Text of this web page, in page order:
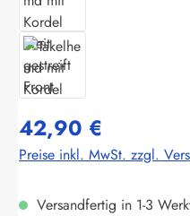
42,90 €
Preise inkl. MwSt. zzgl.
Versandfertig in 1-3